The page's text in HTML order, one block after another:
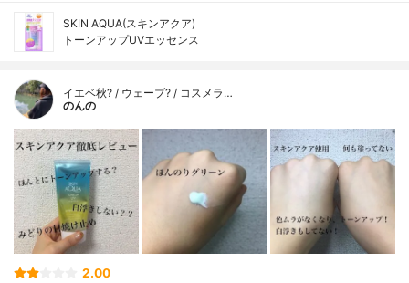
SKIN AQUA(スキンアクア)
トーンアップUVエッセンス
イエベ秋? / ウェーブ? / コスメラ…
のんの
2.00